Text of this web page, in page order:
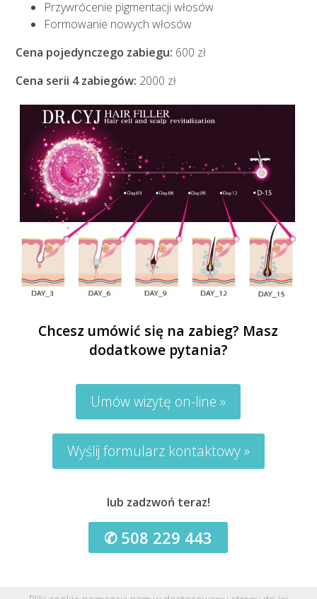
Przywrócenie pigmentacji włosów
Formowanie nowych włosów
Cena pojedynczego zabiegu: 600 zł
Cena serii 4 zabiegów: 2000 zł
Chcesz umówić się na zabieg? Masz
dodatkowe pytania?
Umów wizytę on-line »
Wyślij formularz kontaktowy »
lub zadzwoń teraz!
508 229 443